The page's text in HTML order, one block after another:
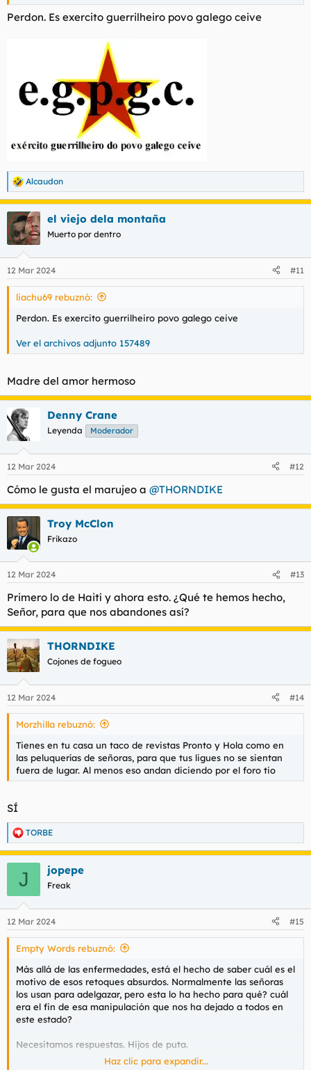
Perdon. Es exercito guerrilheiro povo galego ceive
R
e
a
c
c
i
e
s
Alcaudon
el viejo dela montaña
Muerto por dentro
12 Mar 2024 #11
liachu69 rebuznó:
Perdon. Es exercito guerrilheiro povo galego ceive
Ver el archivos adjunto 157489
Madre del amor hermoso
Denny Crane
Leyenda Moderador
12 Mar 2024 #12
Cómo le gusta el marujeo a @THORNDIKE
Troy McClon
Frikazo
12 Mar 2024 #13
Primero lo de Haití y ahora esto. ¿Qué te hemos hecho,
Señor, para que nos abandones así?
THORNDIKE
Cojones de fogueo
12 Mar 2024 #14
Morzhilla rebuznó:
Tienes en tu casa un taco de revistas Pronto y Hola como en
las peluquerías de señoras, para que tus ligues no se sientan
fuera de lugar. Al menos eso andan diciendo por el foro tio
SÍ
R
e
a
e
s
TORBE
J jopepe
Freak
12 Mar 2024 #15
Empty Words rebuznó:
Más allá de las enfermedades, está el hecho de saber cuál es el
motivo de esos retoques absurdos. Normalmente las señoras
los usan para adelgazar, pero esta lo ha hecho para qué? cuál
era el fin de esa manipulación que nos ha dejado a todos en
este estado?
Necesitamos respuestas. Hijos de puta.
Haz clic para expandir...